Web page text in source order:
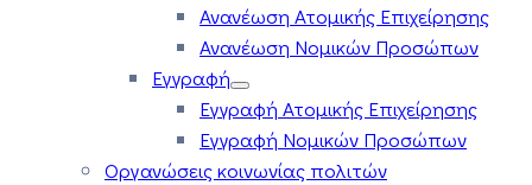
Ανανέωση Ατομικής Επιχείρησης
Ανανέωση Νομικών Προσώπων
Εγγραφή
Εγγραφή Ατομικής Επιχείρησης
Εγγραφή Νομικών Προσώπων
Οργανώσεις κοινωνίας πολιτών